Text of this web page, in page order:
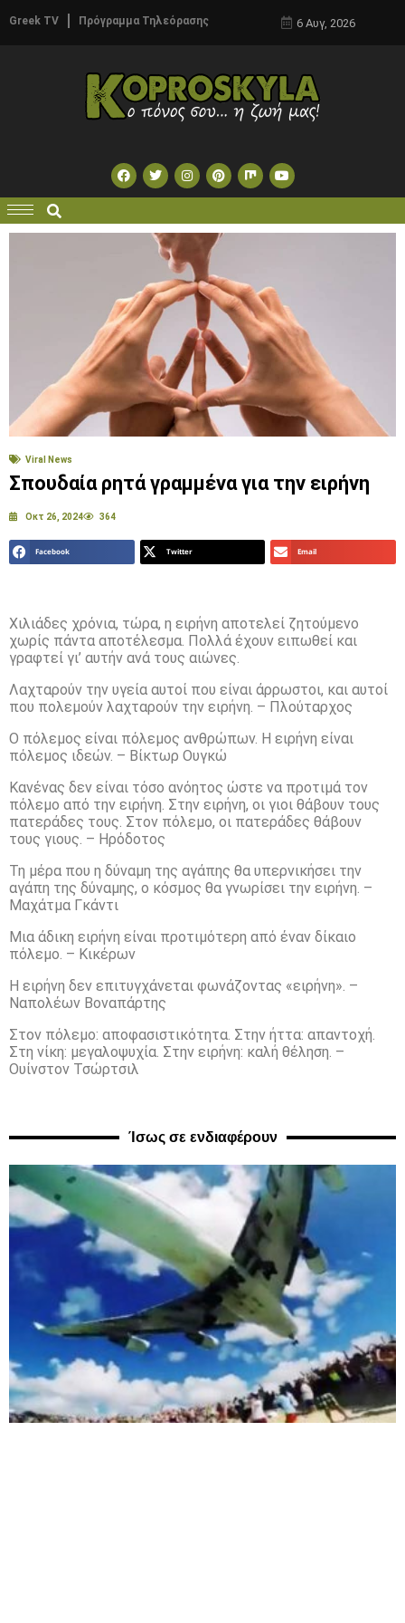
Greek TV Πρόγραμμα Τηλεόρασης 6 Αυγ, 2026
Viral News
Σπουδαία ρητά γραμμένα για την ειρήνη
Οκτ 26, 2024 364
Facebook Twitter Email
Χιλιάδες χρόνια, τώρα, η ειρήνη αποτελεί ζητούμενο
χωρίς πάντα αποτέλεσμα. Πολλά έχουν ειπωθεί και
γραφτεί γι’ αυτήν ανά τους αιώνες.
Λαχταρούν την υγεία αυτοί που είναι άρρωστοι, και αυτοί
που πολεμούν λαχταρούν την ειρήνη. – Πλούταρχος
Ο πόλεμος είναι πόλεμος ανθρώπων. Η ειρήνη είναι
πόλεμος ιδεών. – Βίκτωρ Ουγκώ
Κανένας δεν είναι τόσο ανόητος ώστε να προτιμά τον
πόλεμο από την ειρήνη. Στην ειρήνη, οι γιοι θάβουν τους
πατεράδες τους. Στον πόλεμο, οι πατεράδες θάβουν
τους γιους. – Ηρόδοτος
Τη μέρα που η δύναμη της αγάπης θα υπερνικήσει την
αγάπη της δύναμης, ο κόσμος θα γνωρίσει την ειρήνη. –
Μαχάτμα Γκάντι
Μια άδικη ειρήνη είναι προτιμότερη από έναν δίκαιο
πόλεμο. – Κικέρων
Η ειρήνη δεν επιτυγχάνεται φωνάζοντας «ειρήνη». –
Ναπολέων Βοναπάρτης
Στον πόλεμο: αποφασιστικότητα. Στην ήττα: απαντοχή.
Στη νίκη: μεγαλοψυχία. Στην ειρήνη: καλή θέληση. –
Ουίνστον Τσώρτσιλ
Ίσως σε ενδιαφέρουν